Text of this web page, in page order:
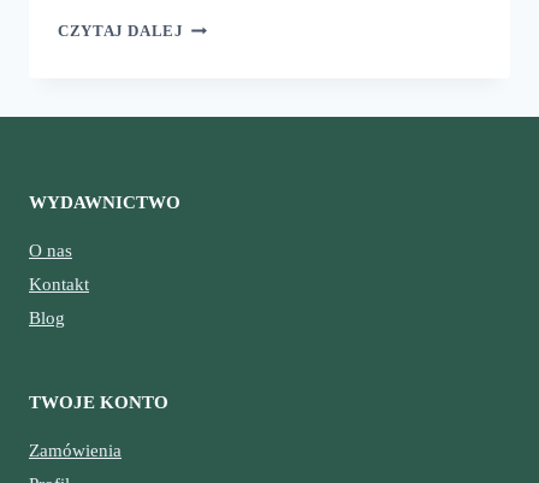
CZYTAJ DALEJ DINO
WYDAWNICTWO
O nas
Kontakt
Blog
TWOJE KONTO
Zamówienia